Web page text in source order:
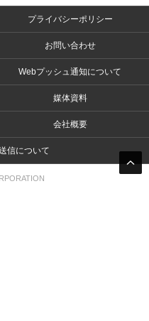
プライバシーポリシー
お問い合わせ
Webプッシュ通知について
媒体資料
会社概要
信について